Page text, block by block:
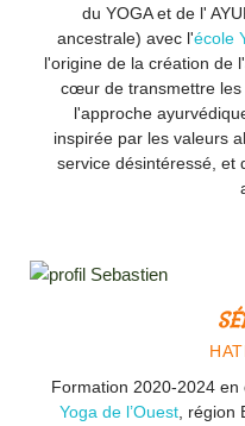
du YOGA et de l'
ancestrale) avec l'école
l'origine de la création de
cœur de transmettre les
l'approche
inspirée par les valeurs
service désintéressé, et
Formation 2020-2024 en
Yoga de l’Ouest, région